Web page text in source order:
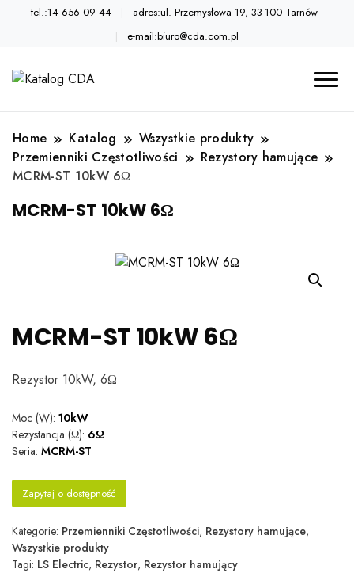
tel.:14 656 09 44
adres:ul. Przemysłowa 19, 33-100 Tarnów
e-mail:biuro@cda.com.pl
Home Katalog
Wszystkie produkty
Przemienniki Częstotliwości
Rezystory hamujące
MCRM-ST 10kW 6Ω
MCRM-ST 10kW 6Ω
MCRM-ST 10kW 6Ω
Rezystor 10kW, 6Ω
Moc (W): 10kW
Rezystancja (Ω): 6Ω
Seria: MCRM-ST
Zapytaj o dostępność
Kategorie: Przemienniki Częstotliwości, Rezystory hamujące,
Wszystkie produkty
Tagi: LS Electric, Rezystor, Rezystor hamujący